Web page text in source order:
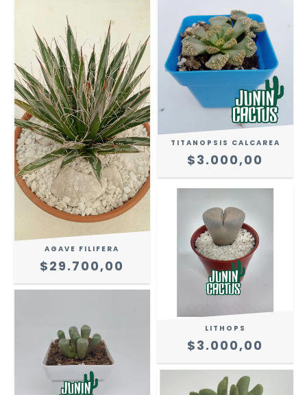
AGAVE FILIFERA
$29.700,00
TITANOPSIS CALCAREA
$3.000,00
LITHOPS
$3.000,00